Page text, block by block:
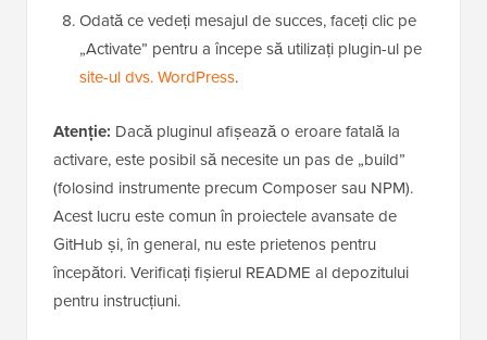
Odată ce vedeți mesajul de succes, faceți clic pe
„Activate” pentru a începe să utilizați plugin-ul pe
site-ul dvs. WordPress.
Atenție: Dacă pluginul afișează o eroare fatală la
activare, este posibil să necesite un pas de „build”
(folosind instrumente precum Composer sau NPM).
Acest lucru este comun în proiectele avansate de
GitHub și, în general, nu este prietenos pentru
începători. Verificați fișierul README al depozitului
pentru instrucțiuni.